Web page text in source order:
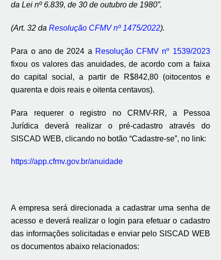
da Lei nº 6.839, de 30 de outubro de 1980”.
(Art. 32 daResolução CFMV nº 1475/2022).
Para o ano de 2024 a Resolução CFMV nº 1539/2023
fixou os valores das anuidades, de acordo com a faixa
do capital social, a partir de R$842,80 (oitocentos e
quarenta e dois reais e oitenta centavos).
Para requerer o registro no CRMV-RR, a Pessoa
Jurídica deverá realizar o pré-cadastro através do
SISCAD WEB, clicando no botão “Cadastre-se”, no link:
https://app.cfmv.gov.br/anuidade
A empresa será direcionada a cadastrar uma senha de
acesso e deverá realizar o login para efetuar o cadastro
das informações solicitadas e enviar pelo SISCAD WEB
os documentos abaixo relacionados: